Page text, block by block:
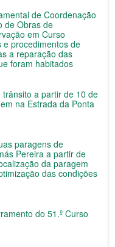
de Coordenação
de Obras de
em Curso
e procedimentos de
a reparação das
foram habitados
a partir de 10 de
na Estrada da Ponta
paragens de
Pereira a partir de
da paragem
das condições
do 51.º Curso